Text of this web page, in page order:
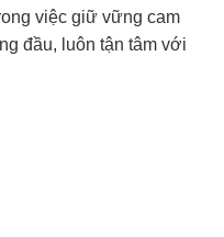
việc giữ vững cam
đầu, luôn tận tâm với